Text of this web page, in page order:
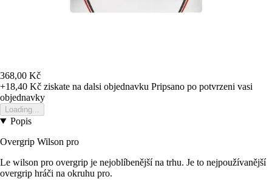
368,00 Kč
+18,40 Kč ziskate na dalsi objednavku Pripsano po potvrzeni vasi
objednavky
Loading...
Popis
Overgrip Wilson pro
Le wilson pro overgrip je nejoblíbenější na trhu. Je to nejpoužívanější
overgrip hráči na okruhu pro.